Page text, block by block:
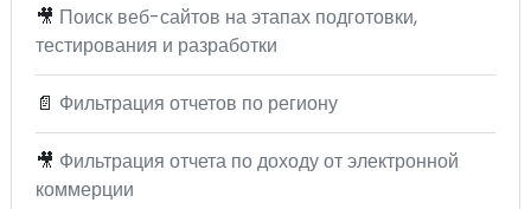
🎥 Поиск веб-сайтов на этапах подготовки,
тестирования и разработки
📄 Фильтрация отчетов по региону
🎥 Фильтрация отчета по доходу от электронной
коммерции